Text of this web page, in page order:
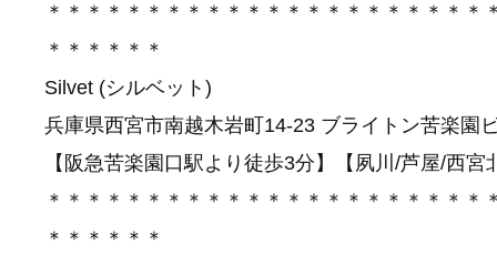
＊＊＊＊＊＊＊＊＊＊＊＊＊＊＊＊＊＊＊＊＊＊
＊＊＊＊＊＊
Silvet (シルベット)
兵庫県西宮市南越木岩町14-23 ブライトン苦楽園
【阪急苦楽園口駅より徒歩3分】【夙川/芦屋/西宮
＊＊＊＊＊＊＊＊＊＊＊＊＊＊＊＊＊＊＊＊＊＊
＊＊＊＊＊＊